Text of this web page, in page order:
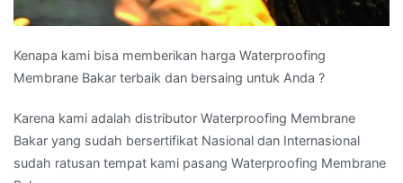
Kenapa kami bisa memberikan harga Waterproofing
Membrane Bakar terbaik dan bersaing untuk Anda ?
Karena kami adalah distributor Waterproofing Membrane
Bakar yang sudah bersertifikat Nasional dan Internasional
sudah ratusan tempat kami pasang Waterproofing Membrane